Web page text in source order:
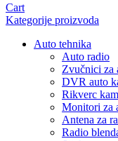
Cart
Kategorije proizvoda
Auto tehnika
Auto radio
Zvučnici za
DVR auto
Rikverc
Monitori za
Antena za
Radio